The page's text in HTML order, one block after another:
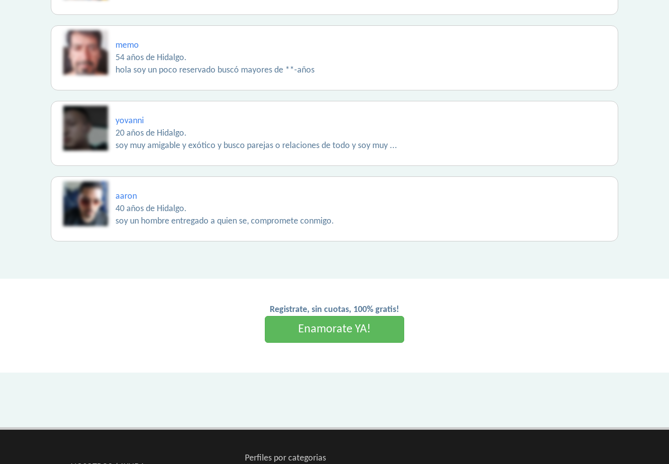
memo
54 años de Hidalgo.
hola soy un poco reservado buscó mayores de **-años
yovanni
20 años de Hidalgo.
soy muy amigable y exótico y busco parejas o relaciones de todo y soy muy ...
aaron
40 años de Hidalgo.
soy un hombre entregado a quien se, compromete conmigo.
Registrate, sin cuotas, 100% gratis!
Enamorate YA!
Perfiles por categorias